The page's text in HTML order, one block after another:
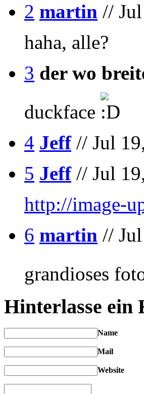
2 martin //
haha, alle?
3 der wo
duckface
4 Jeff // Jul
5 Jeff // Jul
http://image-
6 martin //
grandioses
Hinterlasse ein
Name
Mail
Website